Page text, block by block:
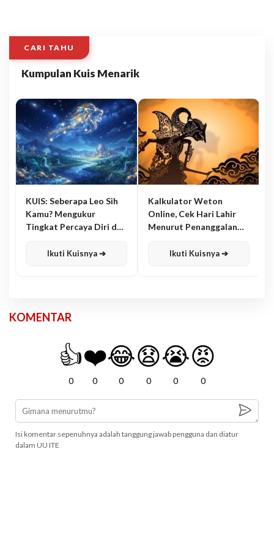
CARI TAHU
Kumpulan Kuis Menarik
KUIS: Seberapa Leo Sih
Kamu? Mengukur
Tingkat Percaya Diri dan
Ikuti Kuisnya ➔
Kalkulator Weton
Online, Cek Hari Lahir
Menurut Penanggalan
Ikuti Kuisnya ➔
KOMENTAR
👍
0
❤️
0
😂
0
😧
0
😭
0
😡
0
Isi komentar sepenuhnya adalah tanggung jawab pengguna dan diatur
dalam UU ITE